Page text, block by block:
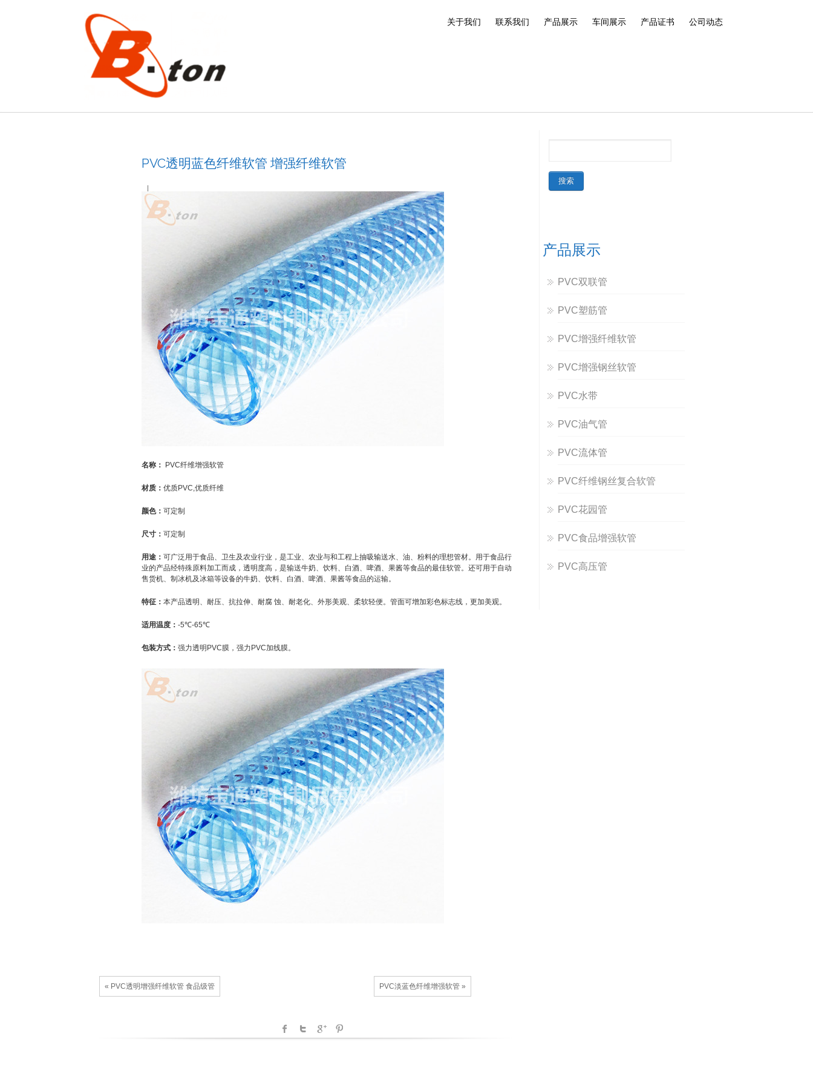
关于我们 联系我们 产品展示 车间展示 产品证书 公司动态
PVC透明蓝色纤维软管 增强纤维软管
名称： PVC纤维增强软管
材质： 优质PVC,优质纤维
颜色： 可定制
尺寸： 可定制
用途： 可广泛用于食品、卫生及农业行业，是工业、农业与和工程上抽吸输送水、油、粉料的理想管材。用于食品行
业的产品经特殊原料加工而成，透明度高，是输送牛奶、饮料、白酒、啤酒、果酱等食品的最佳软管。还可用于自动
售货机、制冰机及冰箱等设备的牛奶、饮料、白酒、啤酒、果酱等食品的运输。
特征： 本产品透明、耐压、抗拉伸、耐腐 蚀、耐老化、外形美观、柔软轻便。管面可增加彩色标志线，更加美观。
适用温度： -5℃-65℃
包装方式： 强力透明PVC膜，强力PVC加线膜。
« PVC透明增强纤维软管 食品级管 PVC淡蓝色纤维增强软管 »
产品展示
PVC双联管
PVC塑筋管
PVC增强纤维软管
PVC增强钢丝软管
PVC水带
PVC油气管
PVC流体管
PVC纤维钢丝复合软管
PVC花园管
PVC食品增强软管
PVC高压管